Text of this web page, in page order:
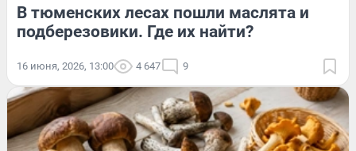
В тюменских лесах пошли маслята и
подберезовики. Где их найти?
16 июня, 2026, 13:00 4 647 9